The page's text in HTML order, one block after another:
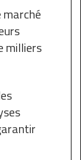
marché
milliers